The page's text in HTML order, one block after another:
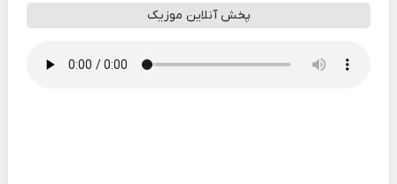
پخش آنلاین موزیک